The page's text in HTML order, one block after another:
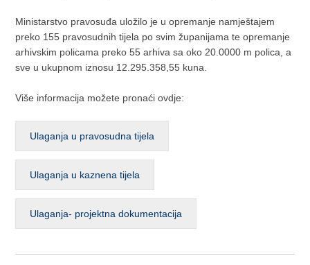
Ministarstvo pravosuđa uložilo je u opremanje namještajem
preko 155 pravosudnih tijela po svim županijama te opremanje
arhivskim policama preko 55 arhiva sa oko 20.0000 m polica, a
sve u ukupnom iznosu 12.295.358,55 kuna.
Više informacija možete pronaći ovdje:
Ulaganja u pravosudna tijela
Ulaganja u kaznena tijela
Ulaganja- projektna dokumentacija